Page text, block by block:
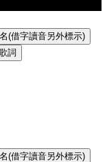
(借字讀音另外標示)
詞
(借字讀音另外標示)